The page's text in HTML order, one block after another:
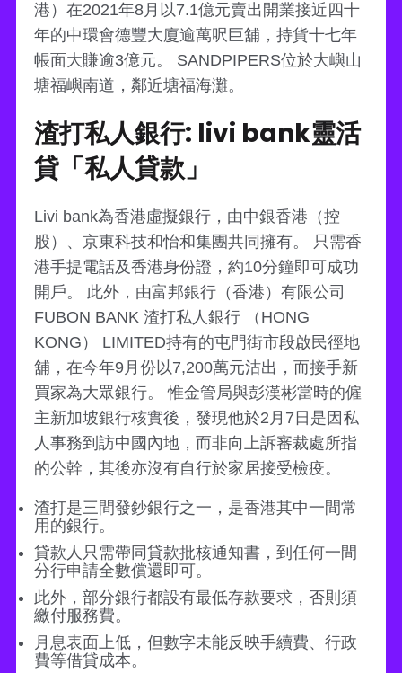
港）在2021年8月以7.1億元賣出開業接近四十
年的中環會德豐大廈逾萬呎巨舖，持貨十七年
帳面大賺逾3億元。 SANDPIPERS位於大嶼山
塘福嶼南道，鄰近塘福海灘。
渣打私人銀行: livi bank靈活
貸「私人貸款」
Livi bank為香港虛擬銀行，由中銀香港（控
股）、京東科技和怡和集團共同擁有。 只需香
港手提電話及香港身份證，約10分鐘即可成功
開戶。 此外，由富邦銀行（香港）有限公司
FUBON BANK 渣打私人銀行 （HONG
KONG） LIMITED持有的屯門街市段啟民徑地
舖，在今年9月份以7,200萬元沽出，而接手新
買家為大眾銀行。 惟金管局與彭漢彬當時的僱
主新加坡銀行核實後，發現他於2月7日是因私
人事務到訪中國內地，而非向上訴審裁處所指
的公幹，其後亦沒有自行於家居接受檢疫。
渣打是三間發鈔銀行之一，是香港其中一間常
用的銀行。
貸款人只需帶同貸款批核通知書，到任何一間
分行申請全數償還即可。
此外，部分銀行都設有最低存款要求，否則須
繳付服務費。
月息表面上低，但數字未能反映手續費、行政
費等借貸成本。